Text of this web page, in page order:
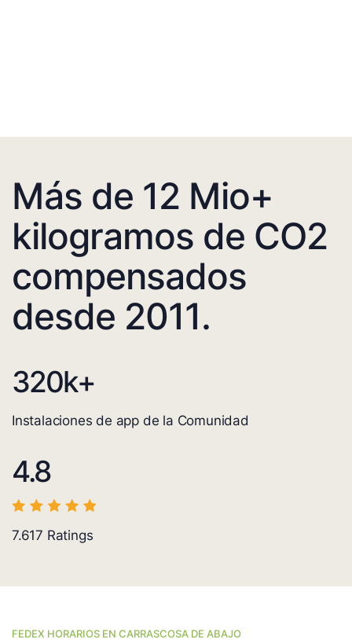
Más de 12 Mio+
kilogramos de CO2
compensados
desde 2011.
320k+
Instalaciones de app de la Comunidad
4.8
7.617 Ratings
FEDEX HORARIOS EN CARRASCOSA DE ABAJO